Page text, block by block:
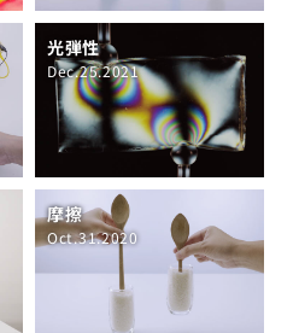
光弾性
Dec.25.2021
摩擦
Oct.31.2020